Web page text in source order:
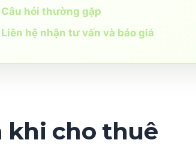
Câu hỏi thường gặp
Liên hệ nhận tư vấn và báo giá
khi cho thuê